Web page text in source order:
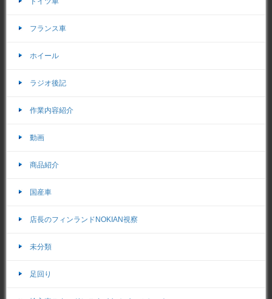
フランス車
ホイール
ラジオ後記
作業内容紹介
動画
商品紹介
国産車
店長のフィンランドNOKIAN視察
未分類
足回り